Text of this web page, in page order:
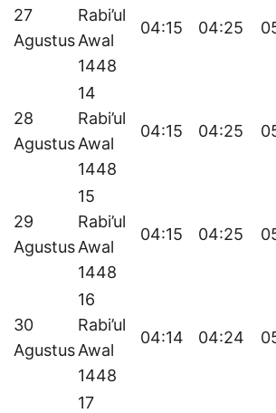
27
Agustus
Rabi’ul
Awal
1448
04:15 04:25
28
Agustus
14
Rabi’ul
Awal
1448
04:15 04:25
29
Agustus
15
Rabi’ul
Awal
1448
04:15 04:25
30
Agustus
16
Rabi’ul
Awal
1448
04:14 04:24
17